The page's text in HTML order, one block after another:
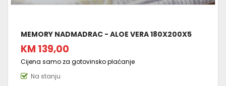
MEMORY NADMADRAC - ALOE VERA 180X200X5
KM 139,00
Cijena samo za gotovinsko plaćanje
Na stanju